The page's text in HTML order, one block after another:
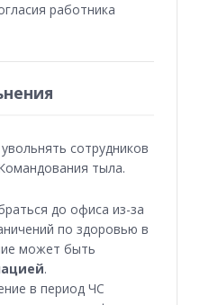
работника
сотрудников
тыла.
до офиса из-за
по здоровью в
может быть
.
в период ЧС